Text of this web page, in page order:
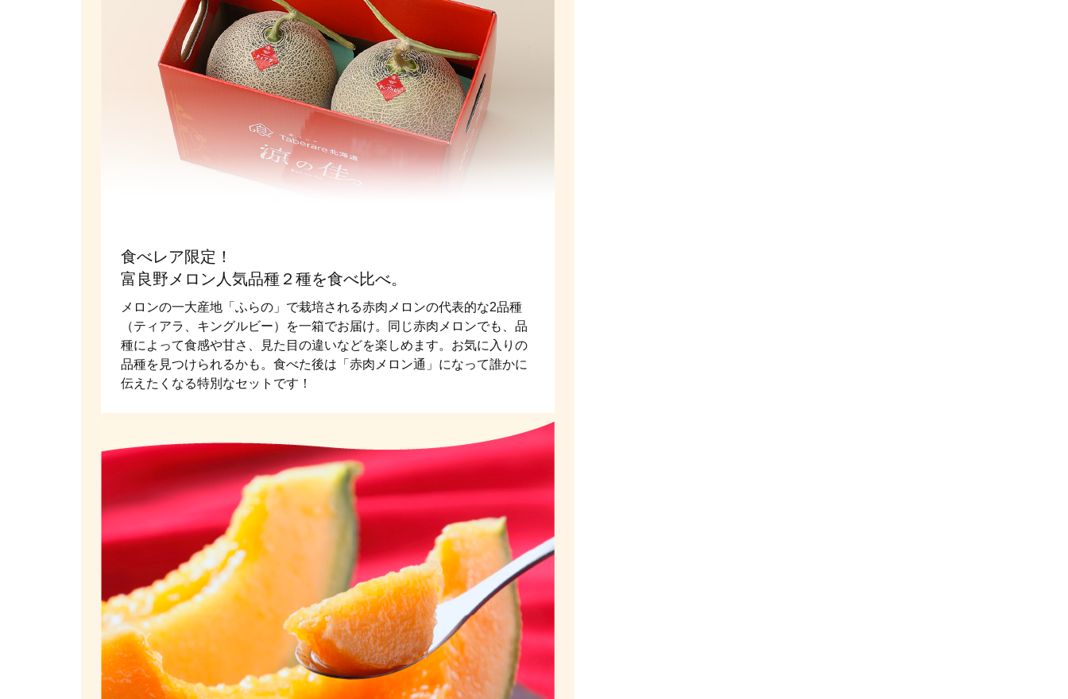
食べレア限定！
富良野メロン人気品種２種を食べ比べ。
メロンの一大産地「ふらの」で栽培される赤肉メロンの代表的な2品種
（ティアラ、キングルビー）を一箱でお届け。同じ赤肉メロンでも、品
種によって食感や甘さ、見た目の違いなどを楽しめます。お気に入りの
品種を見つけられるかも。食べた後は「赤肉メロン通」になって誰かに
伝えたくなる特別なセットです！